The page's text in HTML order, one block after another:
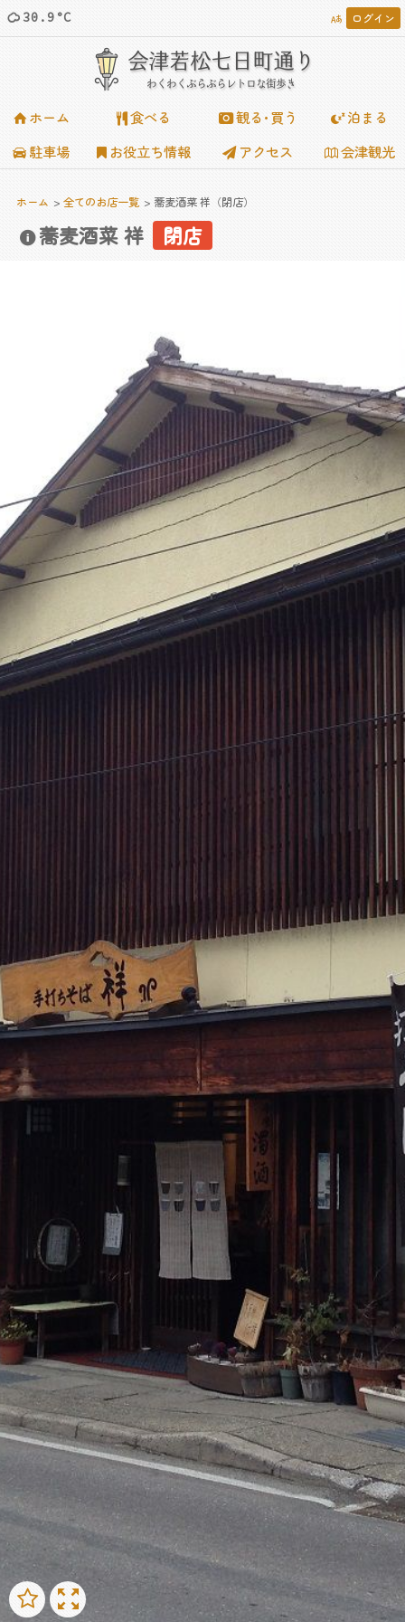
30.9°C ログイン













 会津若松七日町通り
わくわくぶらぶらレトロな街歩き
ホーム 食べる 観る･買う
泊まる
駐車場
お役立ち情報 アクセス 会津観光
ホーム 全てのお店一覧 蕎麦酒菜 祥（閉店）
蕎麦酒菜 祥 閉店